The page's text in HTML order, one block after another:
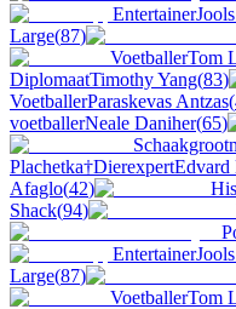
Entertainer
Large(87)
VoetballerTom
DiplomaatTimothy Yang(83)
VoetballerParaskevas Antzas(
voetballerNeale Daniher(65)
Plachetka†DierexpertEdvard
Afaglo(42)
Shack(94)
Entertainer
Large(87)
VoetballerTom